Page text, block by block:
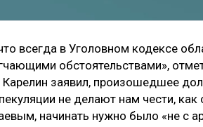
всегда в Уголовном кодексе
обстоятельствами»,
заявил, произошедшее
не делают нам чести,
начинать нужно было «не с